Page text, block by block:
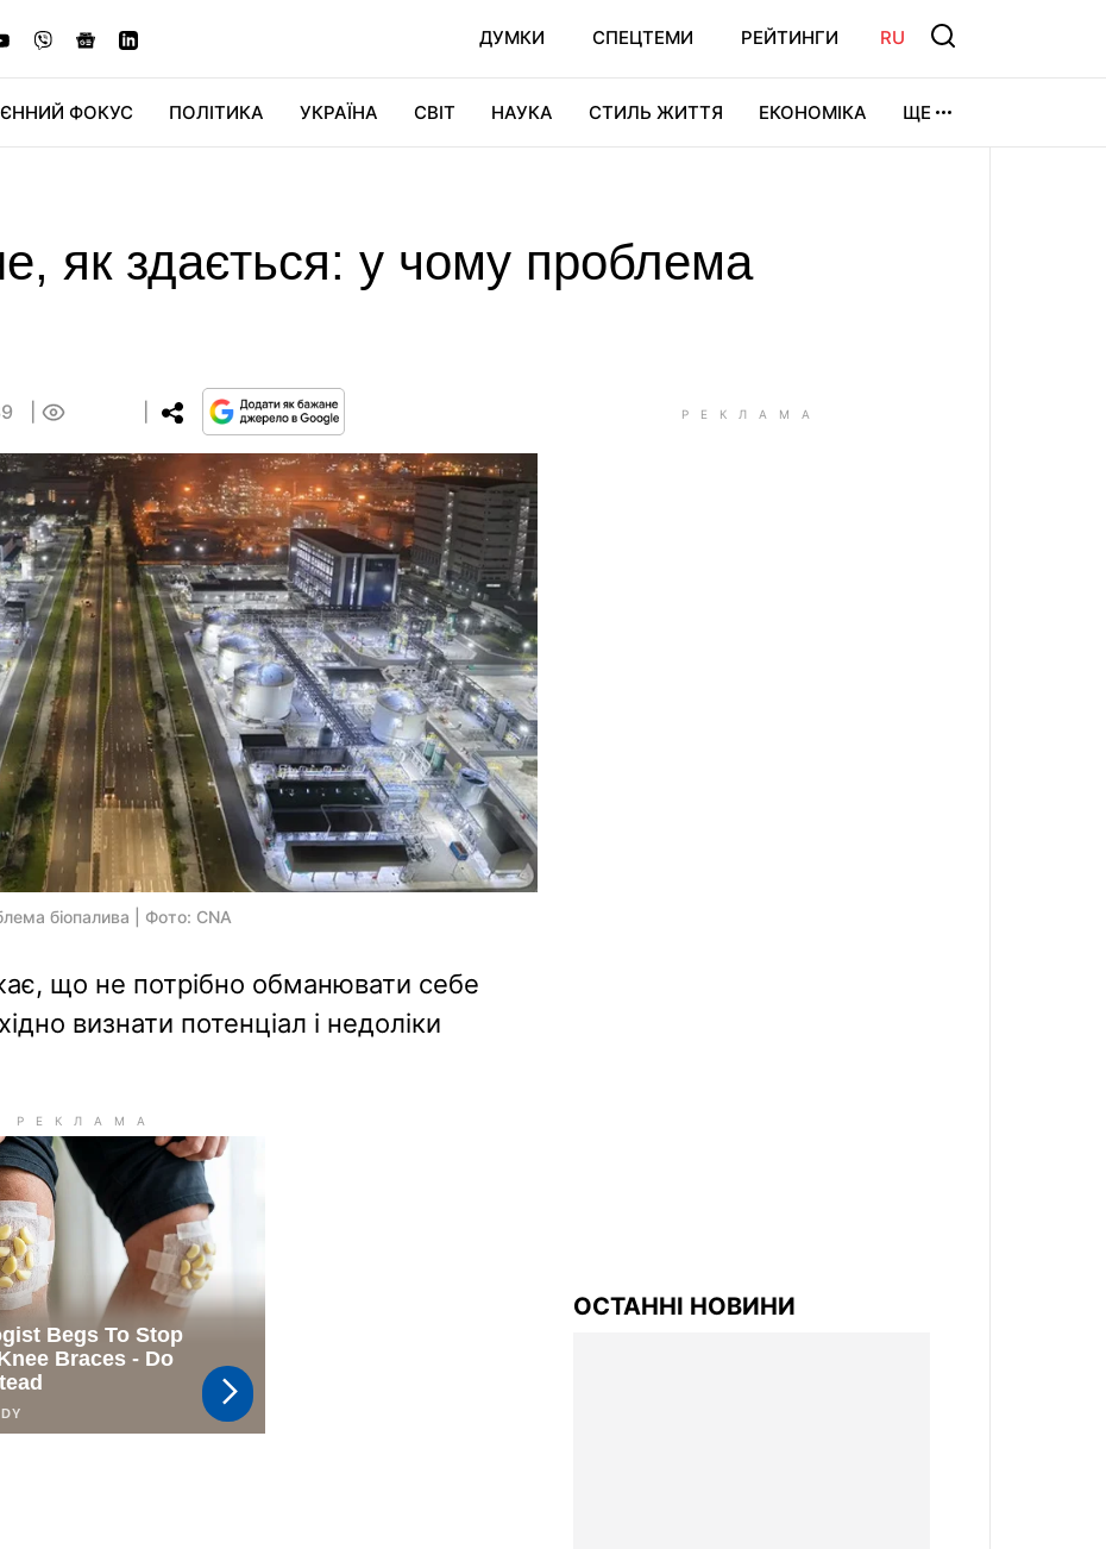
ДУМКИ СПЕЦТЕМИ РЕЙТИНГИ RU
ФОКУС ПОЛІТИКА УКРАЇНА СВІТ НАУКА СТИЛЬ ЖИТТЯ ЕКОНОМІКА ЩЕ
як здається: у чому проблема
біопалива | Фото: CNA
що не потрібно обманювати себе
визнати потенціал і недоліки
ОСТАННІ НОВИНИ